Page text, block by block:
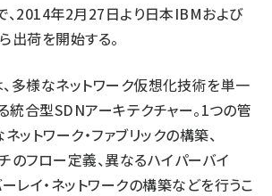
、2014年2月27日より日本IBMおよび
出荷を開始する。
、多様なネットワーク仮想化技術を単一
統合型SDNアーキテクチャー。1つの管
トワーク・ファブリックの構築、
のフロー定義、異なるハイパーバイ
レイ・ネットワークの構築などを行うこ